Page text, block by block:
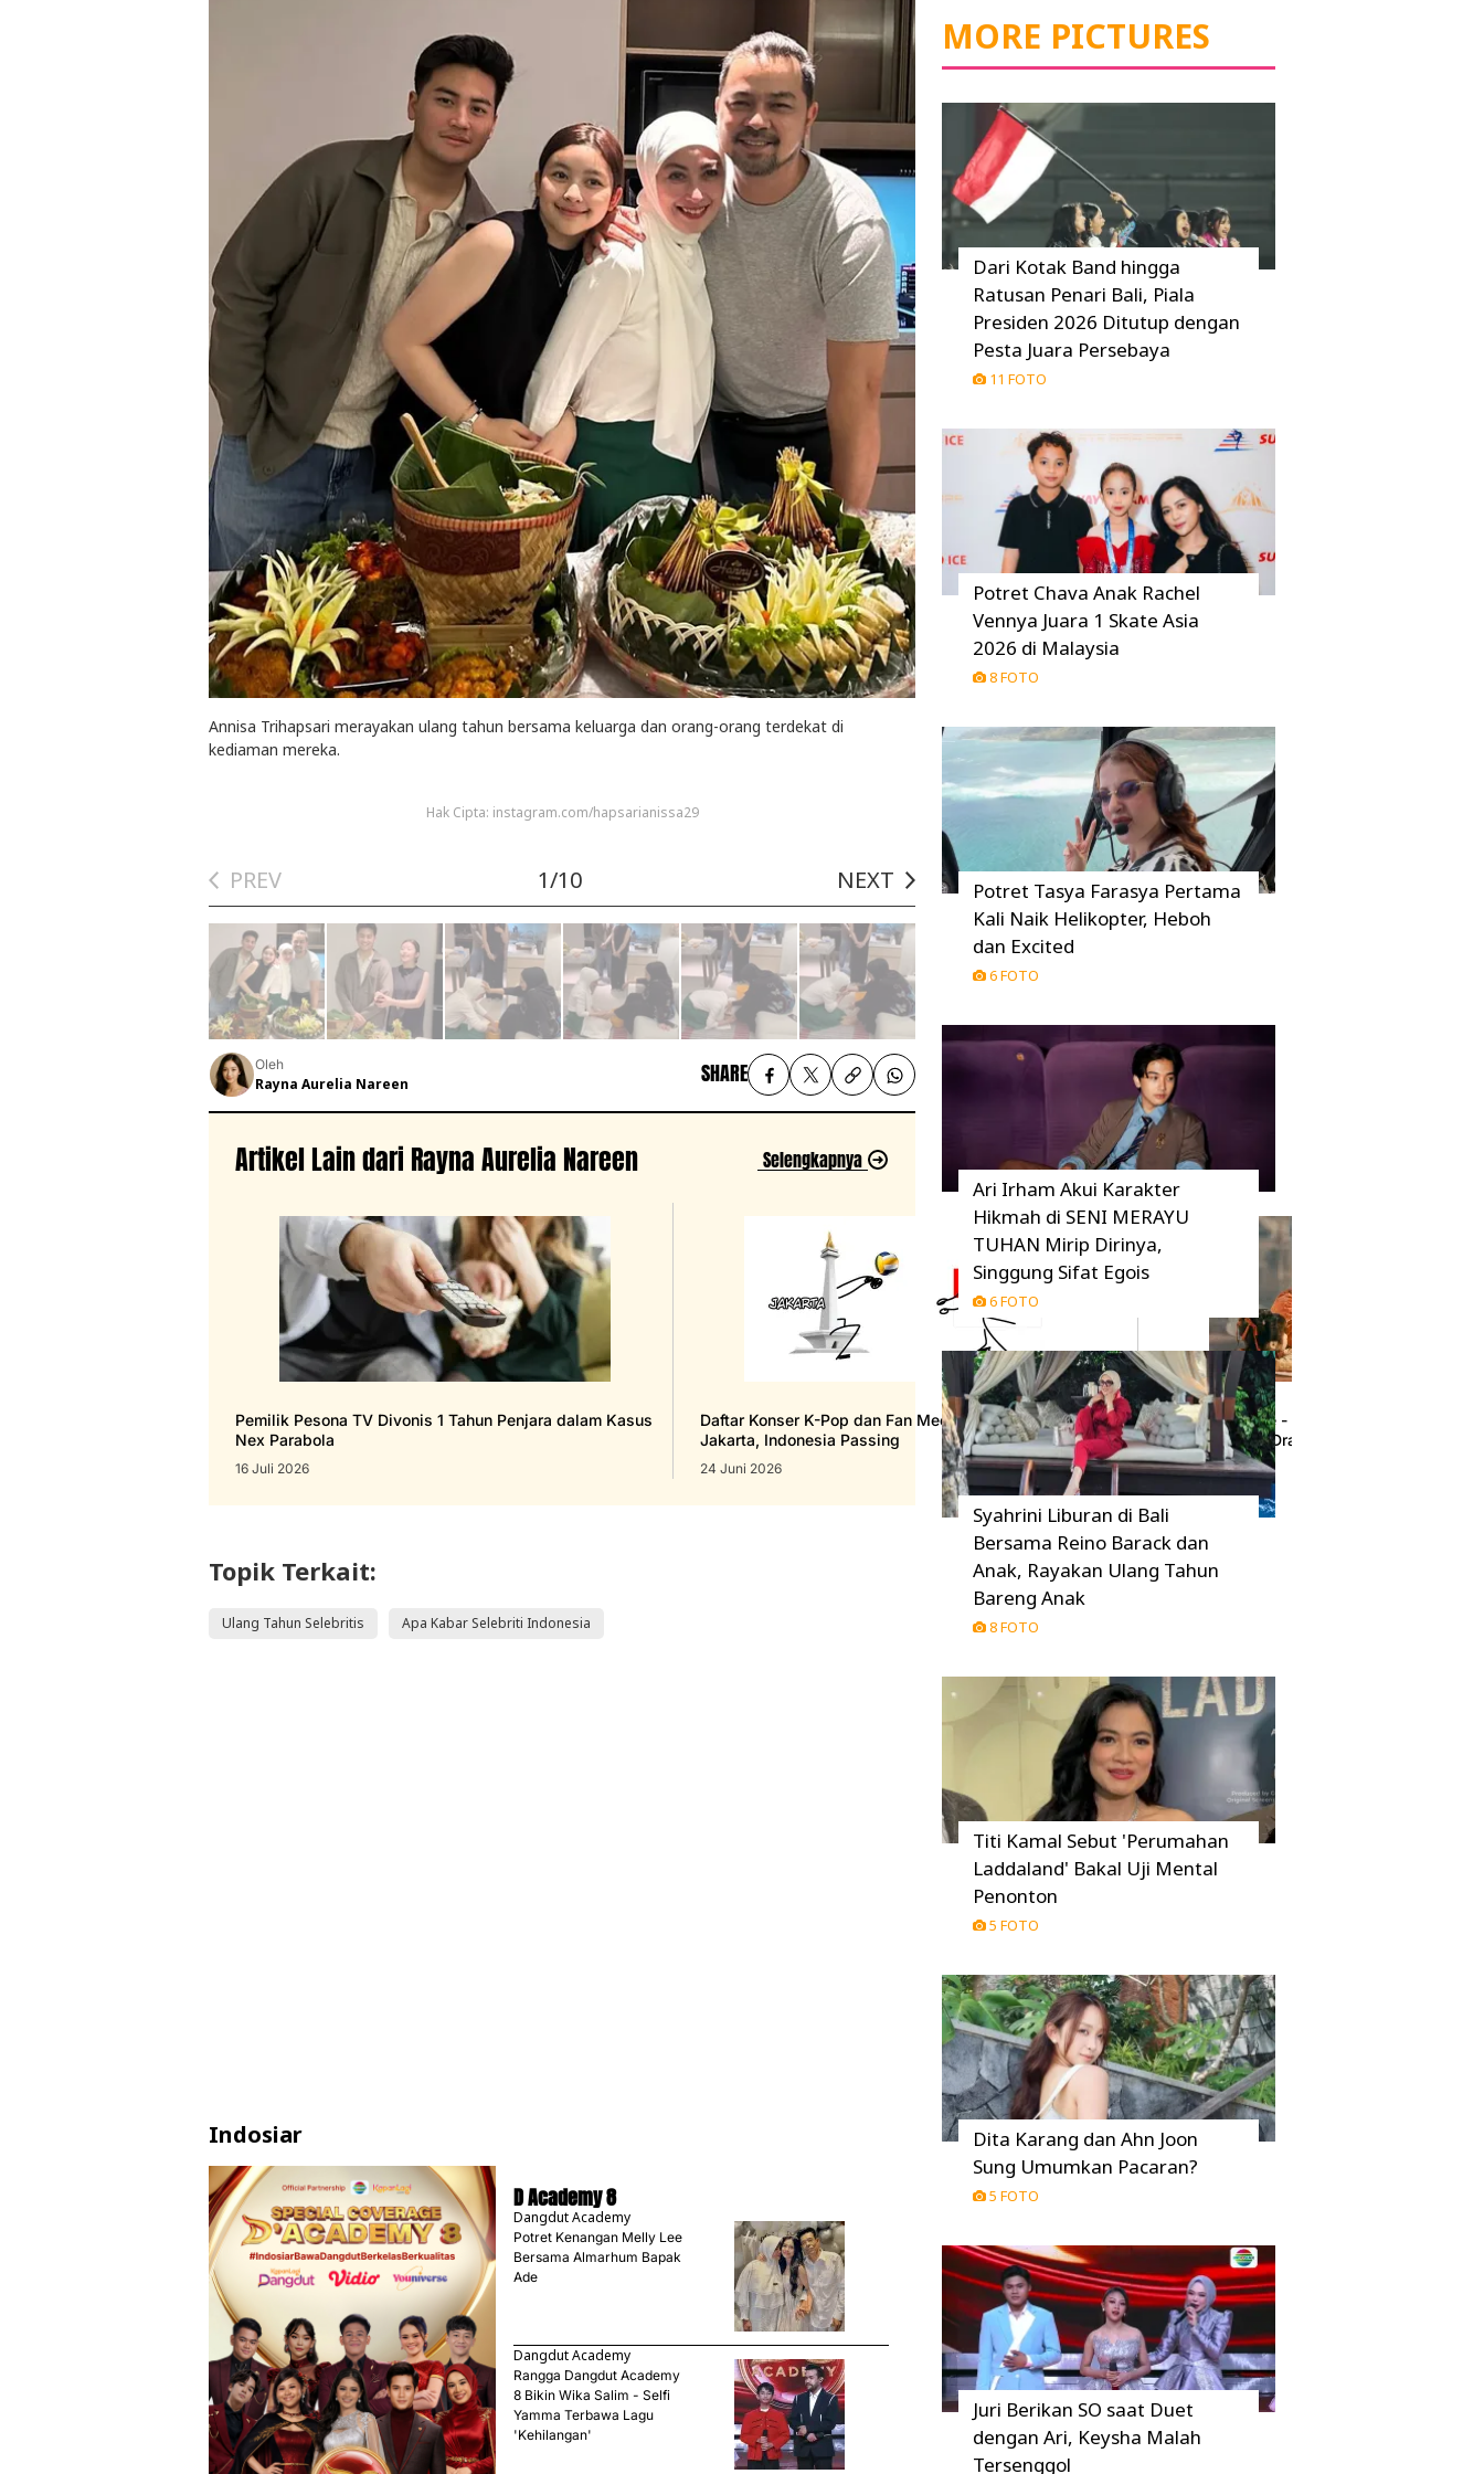
Annisa Trihapsari merayakan ulang tahun bersama keluarga dan orang-orang terdekat di
kediaman mereka.
Hak Cipta: instagram.com/hapsarianissa29
PREV 1/10 NEXT
Oleh
Rayna Aurelia Nareen SHARE
Artikel Lain dari Rayna Aurelia Nareen Selengkapnya
Pemilik Pesona TV Divonis 1 Tahun Penjara dalam Kasus
Nex Parabola
16 Juli 2026
Daftar Konser K-Pop dan Fan Meeting Korea 2026 Skip
Jakarta, Indonesia Passing
24 Juni 2026
Pursuit of Jade - Zhan Zhao Adventures
Wajib Pecinta Drama Asia
18 Juni 2026
Topik Terkait:
Ulang Tahun Selebritis Apa Kabar Selebriti Indonesia
Indosiar
D Academy 8
Dangdut Academy
Potret Kenangan Melly Lee
Bersama Almarhum Bapak
Ade
Dangdut Academy
Rangga Dangdut Academy
8 Bikin Wika Salim - Selfi
Yamma Terbawa Lagu
'Kehilangan'
MORE PICTURES
Dari Kotak Band hingga
Ratusan Penari Bali, Piala
Presiden 2026 Ditutup dengan
Pesta Juara Persebaya
11 FOTO
Potret Chava Anak Rachel
Vennya Juara 1 Skate Asia
2026 di Malaysia
8 FOTO
Potret Tasya Farasya Pertama
Kali Naik Helikopter, Heboh
dan Excited
6 FOTO
Ari Irham Akui Karakter
Hikmah di SENI MERAYU
TUHAN Mirip Dirinya,
Singgung Sifat Egois
6 FOTO
Syahrini Liburan di Bali
Bersama Reino Barack dan
Anak, Rayakan Ulang Tahun
Bareng Anak
8 FOTO
Titi Kamal Sebut 'Perumahan
Laddaland' Bakal Uji Mental
Penonton
5 FOTO
Dita Karang dan Ahn Joon
Sung Umumkan Pacaran?
5 FOTO
Juri Berikan SO saat Duet
dengan Ari, Keysha Malah
Tersenggol